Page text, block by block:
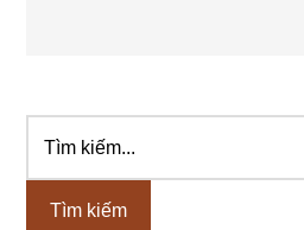
Sidebar
chính
kiếm...